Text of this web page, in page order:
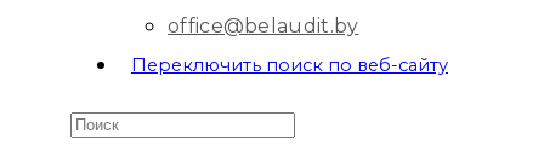
office@belaudit.by
Переключить поиск по веб-сайту